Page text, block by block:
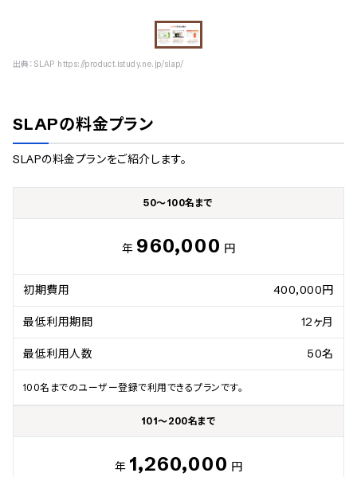
出典： SLAP https://product.istudy.ne.jp/slap/
SLAPの料金プラン
SLAPの料金プランをご紹介します。
50～100名まで
年 960,000 円
初期費用 400,000円
最低利用期間 12ヶ月
最低利用人数 50名
100名までのユーザー登録で利用できるプランです。
101～200名まで
年 1,260,000 円